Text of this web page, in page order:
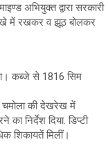
अभियुक्त द्वारा सरकारी
में रखकर व झूठ बोलकर
कब्जे से 1816 सिम
चमोला की देखरेख में
निर्देश दिया. डिप्टी
शिकायतें मिलीं।